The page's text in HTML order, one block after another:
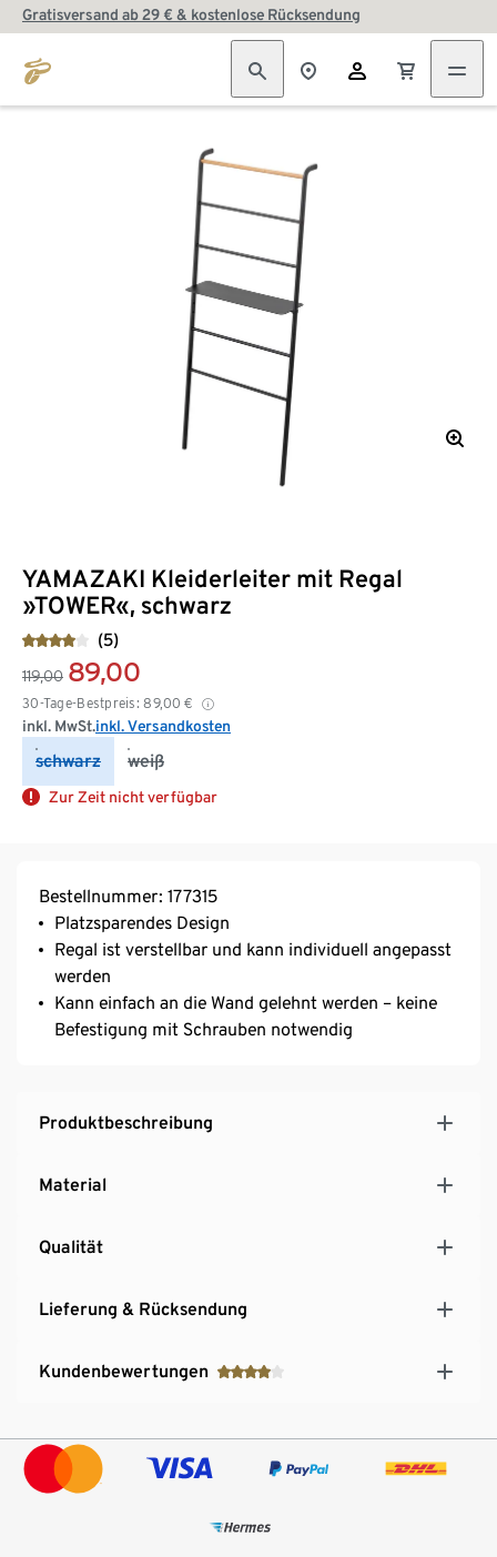
Gratisversand ab 29 € & kostenlose Rücksendung
YAMAZAKI Kleiderleiter mit Regal
»TOWER«, schwarz
(5)
119,00 89,00
30-Tage-Bestpreis: 89,00 €
inkl. MwSt.inkl. Versandkosten
schwarz weiß
Zur Zeit nicht verfügbar
Bestellnummer: 177315
Platzsparendes Design
Regal ist verstellbar und kann individuell angepasst
werden
Kann einfach an die Wand gelehnt werden – keine
Befestigung mit Schrauben notwendig
Produktbeschreibung
Material
Qualität
Lieferung & Rücksendung
Kundenbewertungen